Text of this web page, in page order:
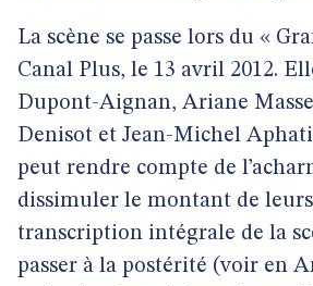
La scène se passe lors du «
Canal Plus, le 13 avril 2012.
Dupont-Aignan, Ariane
Denisot et Jean-Michel
peut rendre compte de
dissimuler le montant de
transcription intégrale de la
passer à la postérité (voir en